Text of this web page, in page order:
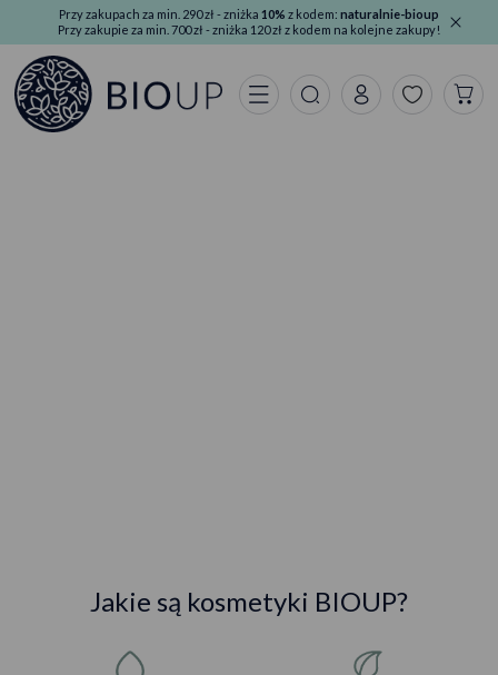
Przy zakupach za min. 290 zł - zniżka 10% z kodem: naturalnie-bioup
Przy zakupie za min. 700 zł - zniżka 120 zł z kodem na kolejne zakupy!
Jakie są kosmetyki BIOUP?